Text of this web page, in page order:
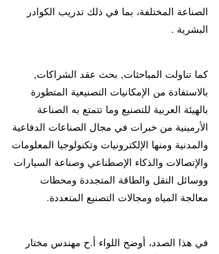
الصناعة المختلفة، بما في ذلك تدريب الكوادر
البشرية .
كما تناولت المباحثات, بحث عقد الشراكات,
بالاستفادة من الإمكانيات التصنيعية المتطورة
بالهيئة العربية للتصنيع وما تتمتع به الصناعة
الأرمينية من خبرات في مجال الصناعات الدفاعية
والمدنية ومنها الإلكترونيات وتكنولوجيا المعلومات
والإتصالات والذكاء الإصطناعي وصناعة السيارات
ووسائل النقل والطاقة المتجددة ومحطات
معالجة المياه ومجالات التصنيع المتعددة.
في هذا الصدد، أوضح اللواء أ.ح مهندس مختار